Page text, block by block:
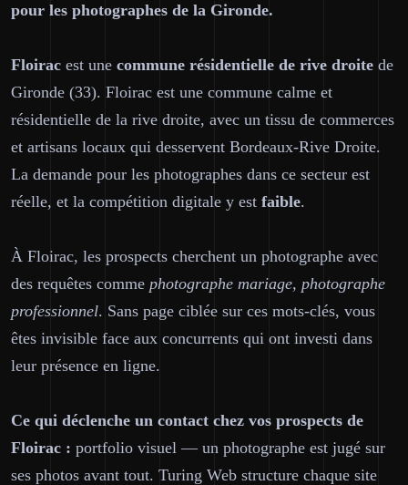
pour les photographes de la Gironde.
Floirac est une commune résidentielle de rive droite de
Gironde (33). Floirac est une commune calme et
résidentielle de la rive droite, avec un tissu de commerces
et artisans locaux qui desservent Bordeaux-Rive Droite.
La demande pour les photographes dans ce secteur est
réelle, et la compétition digitale y est faible.
À Floirac, les prospects cherchent un photographe avec
des requêtes comme photographe mariage, photographe
professionnel. Sans page ciblée sur ces mots-clés, vous
êtes invisible face aux concurrents qui ont investi dans
leur présence en ligne.
Ce qui déclenche un contact chez vos prospects de
Floirac : portfolio visuel — un photographe est jugé sur
ses photos avant tout. Turing Web structure chaque site